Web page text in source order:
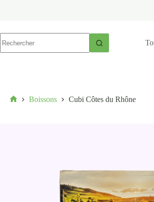
Boissons Cubi Côtes du Rhône